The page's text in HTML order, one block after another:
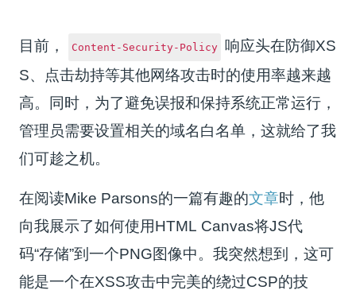
目前， Content-Security-Policy
响应头在防御XS
S、点击劫持等其他网络攻击时的使用率越来越
高。同时，为了避免误报和保持系统正常运行，
管理员需要设置相关的域名白名单，这就给了我
们可趁之机。
在阅读Mike Parsons的一篇有趣的文章时，他
向我展示了如何使用HTML Canvas将JS代
码“存储”到一个PNG图像中。我突然想到，这可
能是一个在XSS攻击中完美的绕过CSP的技